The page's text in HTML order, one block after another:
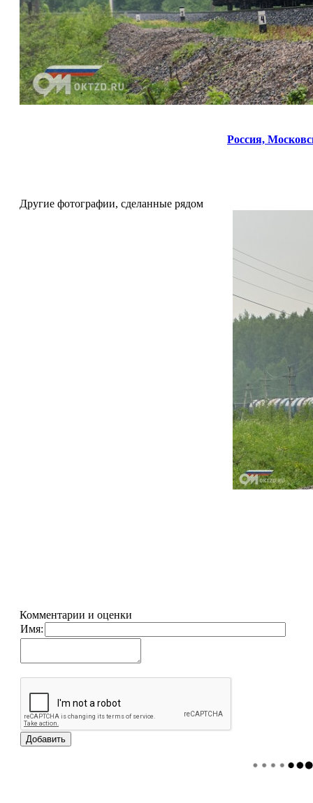
Россия,
Другие фотографии, сделанные рядом
Комментарии и оценки
Имя: